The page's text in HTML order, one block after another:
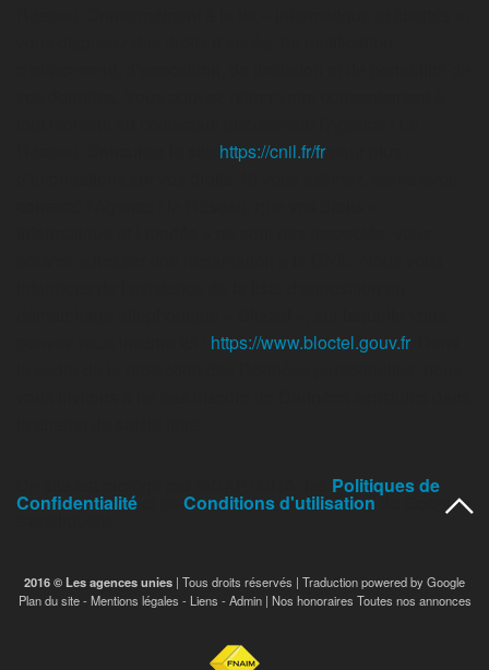
https://cnil.fr/fr
https://www.bloctel.gouv.fr. Dans
Politiques de
Confidentialité Conditions d'utilisation de Google
2016 © Les agences unies | Tous droits réservés | Traduction powered by Google
Plan du site- Mentions légales - Liens - Admin| Nos honoraires Toutes nos annonces